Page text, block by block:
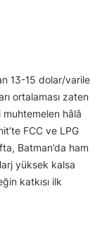
13-15 dolar/varile
ortalaması zaten
muhtemelen hâlâ
FCC ve LPG
Batman’da ham
yüksek kalsa
katkısı ilk